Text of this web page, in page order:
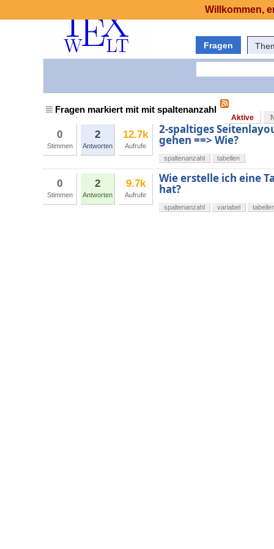
Fragen
Fragen markiert mit mit spaltenanzahl
Aktive
0
Stimmen
2
Antworten
12.7k
Aufrufe
2-spaltiges
gehen ==> Wie?
spaltenanzahl tabellen
0
Stimmen
2
Antworten
9.7k
Aufrufe
Wie erstelle ich eine
hat?
spaltenanzahl variabel
Willkommen,